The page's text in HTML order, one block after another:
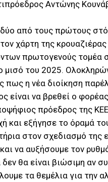
Αντώνης
από τους πρώτους
χάρτη της
πρωτογενούς τομέα
μισό του 2025.
πως η νέα διοίκηση
είναι να βρεθεί ο
πρόεδρος της
και εξήγησε το όραμά
στον σχεδιασμό της
να αυξήσουμε τον
δεν θα είναι βιώσιμη αν
τα θεμέλια για την